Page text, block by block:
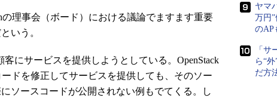
の理事会（ボード）における議論でますます重要
いう。
にサービスを提供しようとしている。OpenStack
ドを修正してサービスを提供しても、そのソー
ソースコードが公開されない例もでてくる。し
ヤマ
万円
のAP
「
ら“
だ方